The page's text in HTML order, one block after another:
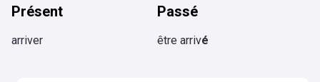
Présent
arriver
Passé
être arrivé